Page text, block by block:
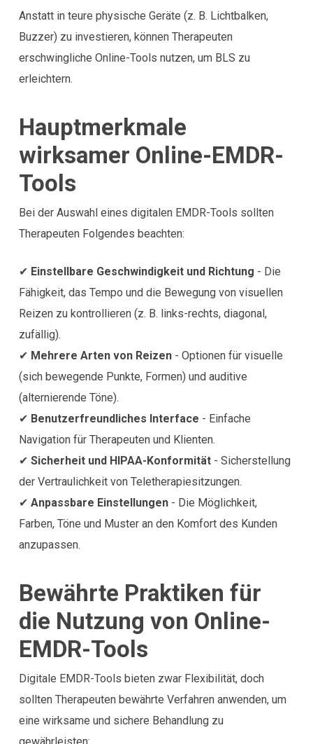
Anstatt in teure physische Geräte (z. B. Lichtbalken,
Buzzer) zu investieren, können Therapeuten
erschwingliche Online-Tools nutzen, um BLS zu
erleichtern.
Hauptmerkmale
wirksamer Online-EMDR-
Tools
Bei der Auswahl eines digitalen EMDR-Tools sollten
Therapeuten Folgendes beachten:
✔ Einstellbare Geschwindigkeit und Richtung - Die
Fähigkeit, das Tempo und die Bewegung von visuellen
Reizen zu kontrollieren (z. B. links-rechts, diagonal,
zufällig).
✔ Mehrere Arten von Reizen- Optionen für visuelle
(sich bewegende Punkte, Formen) und auditive
(alternierende Töne).
✔ Benutzerfreundliches Interface - Einfache
Navigation für Therapeuten und Klienten.
✔ Sicherheit und HIPAA-Konformität- Sicherstellung
der Vertraulichkeit von Teletherapiesitzungen.
✔ Anpassbare Einstellungen- Die Möglichkeit,
Farben, Töne und Muster an den Komfort des Kunden
anzupassen.
Bewährte Praktiken für
die Nutzung von Online-
EMDR-Tools
Digitale EMDR-Tools bieten zwar Flexibilität, doch
sollten Therapeuten bewährte Verfahren anwenden, um
eine wirksame und sichere Behandlung zu